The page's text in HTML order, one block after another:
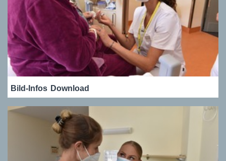
Bild-Infos Download